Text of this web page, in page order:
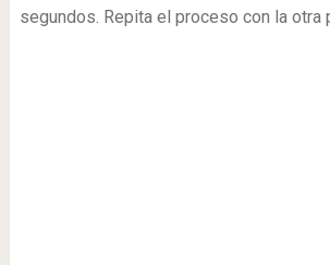
segundos. Repita el proceso con la otra